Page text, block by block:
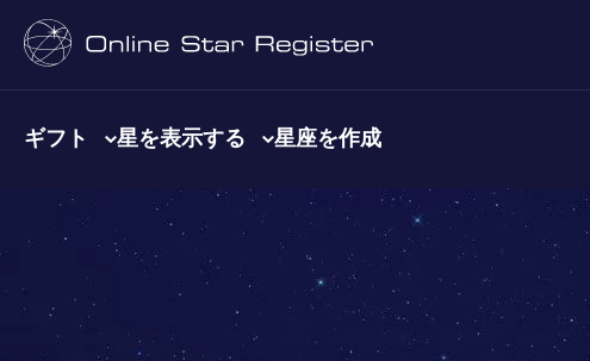
ギフト 星を表示する 星座を作成